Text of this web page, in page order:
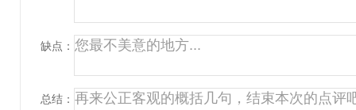
缺点：
总结：